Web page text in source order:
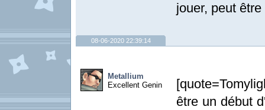
jouer, peut
08-06-2020 22:39:14
Metallium
Excellent Genin
être un début